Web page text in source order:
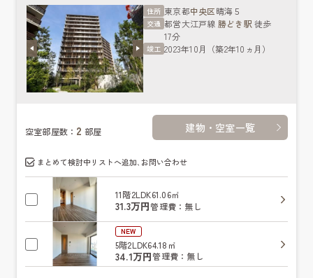
住所 東京都中央区晴海５
交通 都営大江戸線 勝どき駅 徒歩
17分
竣工 2023年10月（築2年10ヵ月）
空室部屋数： 2 部屋 建物・空室一覧
まとめて検討中リストへ追加､お問い合わせ
11階2LDK61.06㎡
31.3万円管理費：無し
NEW
5階2LDK64.18㎡
34.1万円管理費：無し